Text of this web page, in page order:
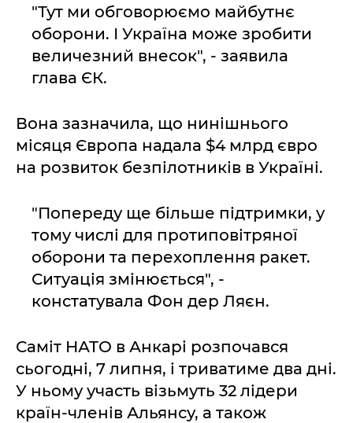
"Тут ми обговорюємо майбутнє
оборони. І Україна може зробити
величезний внесок", - заявила
глава ЄК.
Вона зазначила, що нинішнього
місяця Європа надала $4 млрд євро
на розвиток безпілотників в Україні.
"Попереду ще більше підтримки, у
тому числі для протиповітряної
оборони та перехоплення ракет.
Ситуація змінюється", -
констатувала Фон дер Ляєн.
Саміт НАТО в Анкарі розпочався
сьогодні, 7 липня, і триватиме два дні.
У ньому участь візьмуть 32 лідери
країн-членів Альянсу, а також